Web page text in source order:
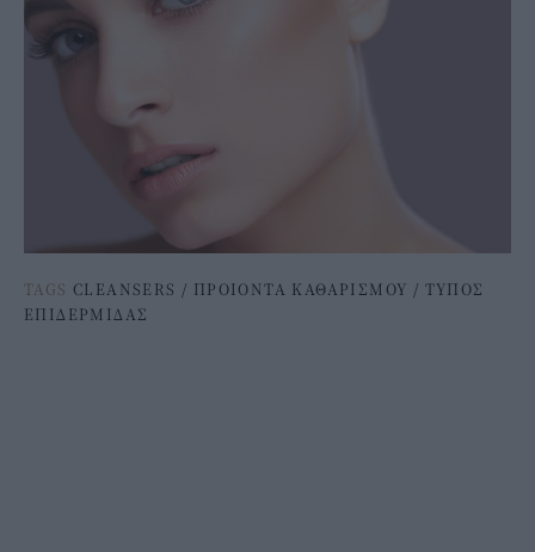
TAGS CLEANSERS / ΠΡΟΙΟΝΤΑ ΚΑΘΑΡΙΣΜΟΥ / ΤΥΠΟΣ
ΕΠΙΔΕΡΜΙΔΑΣ